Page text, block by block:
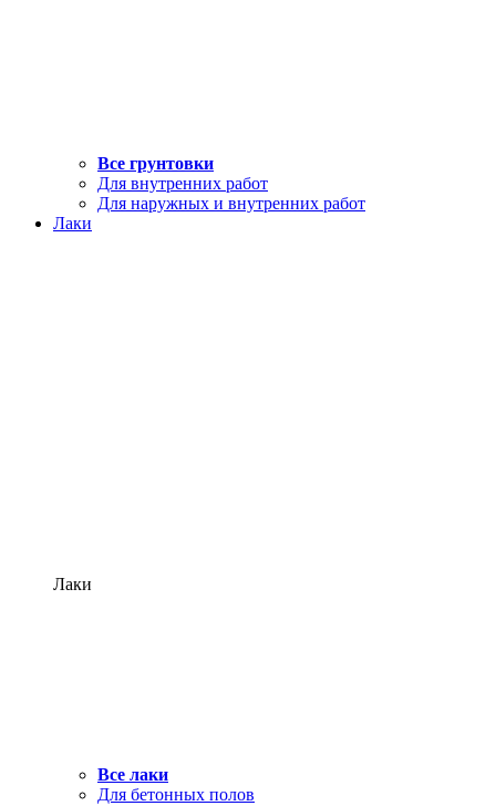
Все грунтовки
Для внутренних работ
Для наружных и внутренних работ
Лаки
Лаки
Все лаки
Для бетонных полов